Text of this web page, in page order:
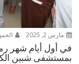
مارس 2, 2025
في أول أيام شهر
بمستشفى شبين